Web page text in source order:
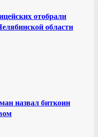
отобрали
области
назвал биткоин